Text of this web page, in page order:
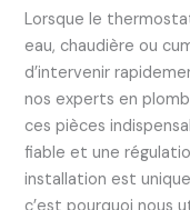
Lorsque le
eau, chaudière ou
d’intervenir
nos experts en
ces pièces
fiable et une
installation est